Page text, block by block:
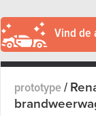
Vind de
prototype/